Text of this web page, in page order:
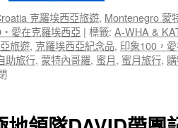
印
象
100，
愛
在
克
西
克羅埃西亞旅遊, Montenegro 蒙
愛在克羅埃西亞 | 標籤: A-WHA &
旅遊, 克羅埃西亞紀念品, 印象100，
助旅行, 蒙特內哥羅, 蜜月, 蜜月旅行,